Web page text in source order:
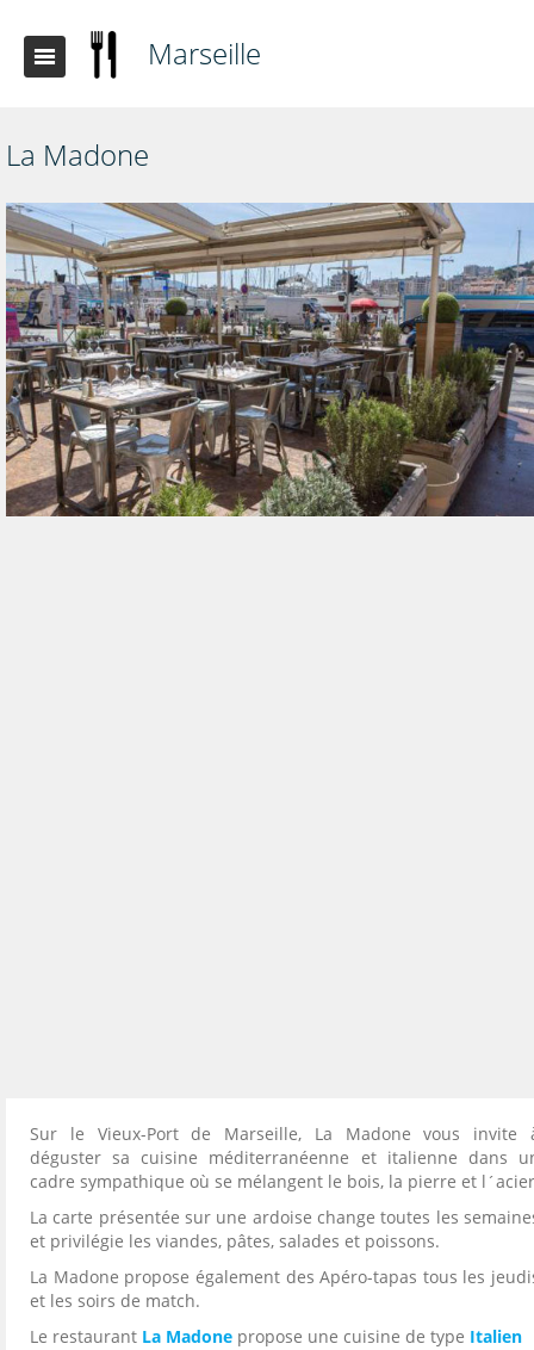
Marseille
La Madone
Sur le Vieux-Port de Marseille, La Madone vous invite
déguster sa cuisine méditerranéenne et italienne dans
cadre sympathique où se mélangent le bois, la pierre et
La carte présentée sur une ardoise change toutes les
et privilégie les viandes, pâtes, salades et poissons.
La Madone propose également des Apéro-tapas tous les
et les soirs de match.
Le restaurant La Madone propose une cuisine de type Italien